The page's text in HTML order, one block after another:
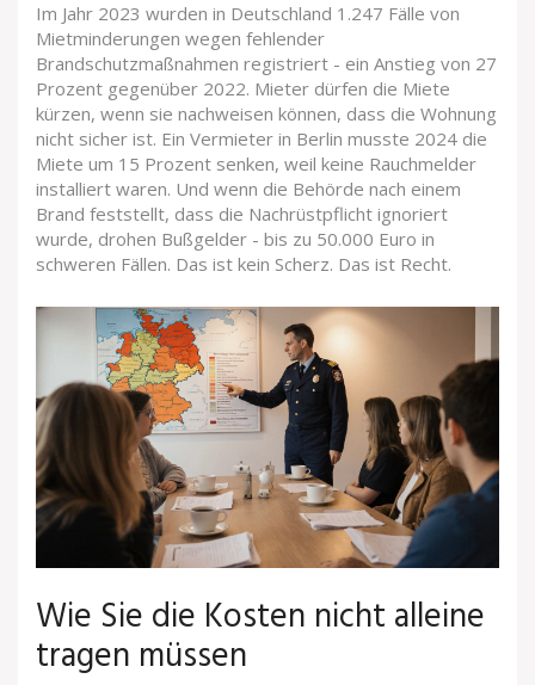
Im Jahr 2023 wurden in Deutschland 1.247 Fälle von
Mietminderungen wegen fehlender
Brandschutzmaßnahmen registriert - ein Anstieg von 27
Prozent gegenüber 2022. Mieter dürfen die Miete
kürzen, wenn sie nachweisen können, dass die Wohnung
nicht sicher ist. Ein Vermieter in Berlin musste 2024 die
Miete um 15 Prozent senken, weil keine Rauchmelder
installiert waren. Und wenn die Behörde nach einem
Brand feststellt, dass die Nachrüstpflicht ignoriert
wurde, drohen Bußgelder - bis zu 50.000 Euro in
schweren Fällen. Das ist kein Scherz. Das ist Recht.
Wie Sie die Kosten nicht alleine
tragen müssen